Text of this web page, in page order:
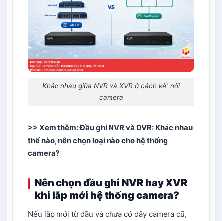
Khác nhau giữa NVR và XVR ở cách kết nối
camera
>> Xem thêm:Đầu ghi NVR và DVR: Khác nhau
thế nào, nên chọn loại nào cho hệ thống
camera?
Nên chọn đầu ghi NVR hay XVR
khi lắp mới hệ thống camera?
Nếu lắp mới từ đầu và chưa có dây camera cũ,